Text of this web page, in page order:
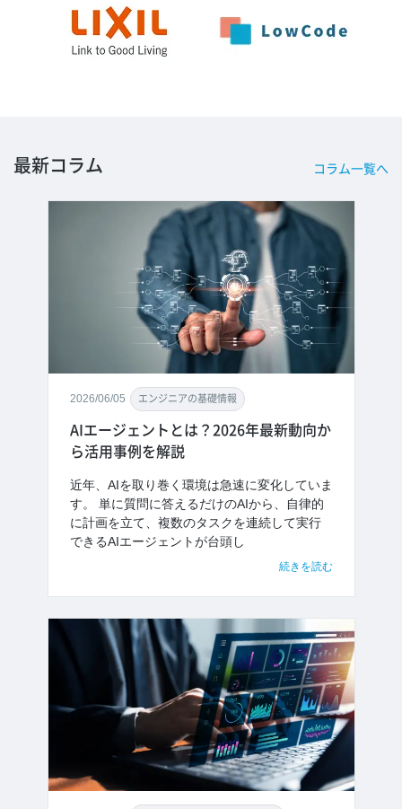
最新コラム コラム一覧へ
2026/06/05 エンジニアの基礎情報
AIエージェントとは？2026年最新動向か
ら活用事例を解説
近年、AIを取り巻く環境は急速に変化していま
す。 単に質問に答えるだけのAIから、自律的
に計画を立て、複数のタスクを連続して実行
できるAIエージェントが台頭し
続きを読む